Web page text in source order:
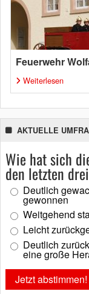
Feuerwehr
Weiterlesen
AKTUELLE
Wie hat sich
den letzten
Deutlich
gewonnen
Weitgehend
Leicht
Deutlich
eine große